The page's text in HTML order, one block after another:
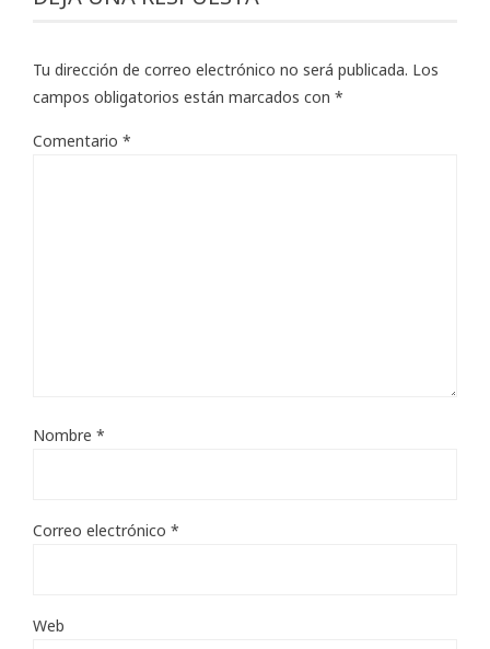
Tu dirección de correo electrónico no será publicada. Los
campos obligatorios están marcados con *
Comentario *
Nombre *
Correo electrónico *
Web